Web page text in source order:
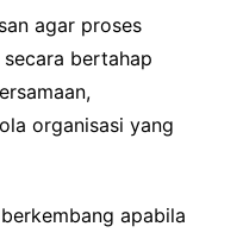
agar proses
bertahap
organisasi yang
apabila